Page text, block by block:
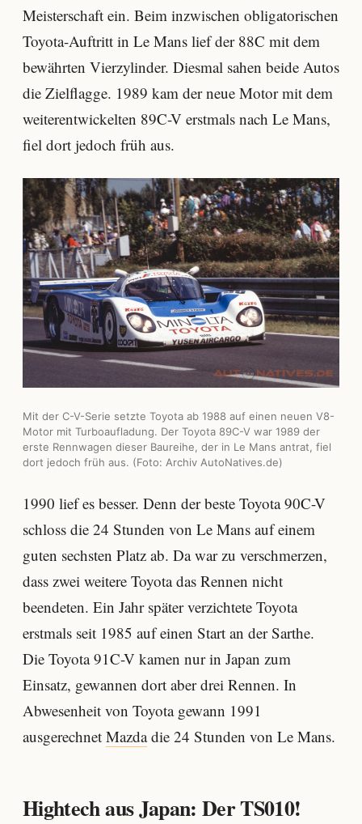
Meisterschaft ein. Beim inzwischen obligatorischen
Toyota-Auftritt in Le Mans lief der 88C mit dem
bewährten Vierzylinder. Diesmal sahen beide Autos
die Zielflagge. 1989 kam der neue Motor mit dem
weiterentwickelten 89C-V erstmals nach Le Mans,
fiel dort jedoch früh aus.
Mit der C-V-Serie setzte Toyota ab 1988 auf einen neuen V8-
Motor mit Turboaufladung. Der Toyota 89C-V war 1989 der
erste Rennwagen dieser Baureihe, der in Le Mans antrat, fiel
dort jedoch früh aus. (Foto: Archiv AutoNatives.de)
1990 lief es besser. Denn der beste Toyota 90C-V
schloss die 24 Stunden von Le Mans auf einem
guten sechsten Platz ab. Da war zu verschmerzen,
dass zwei weitere Toyota das Rennen nicht
beendeten. Ein Jahr später verzichtete Toyota
erstmals seit 1985 auf einen Start an der Sarthe.
Die Toyota 91C-V kamen nur in Japan zum
Einsatz, gewannen dort aber drei Rennen. In
Abwesenheit von Toyota gewann 1991
ausgerechnet Mazdadie 24 Stunden von Le Mans.
Hightech aus Japan: Der TS010!